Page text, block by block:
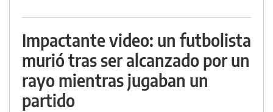
Impactante video: un futbolista
murió tras ser alcanzado por un
rayo mientras jugaban un
partido